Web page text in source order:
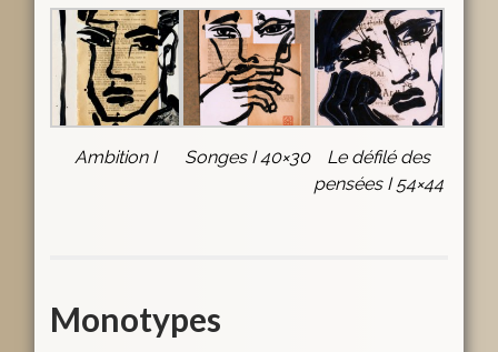
Ambition I Songes I 40×30
Le défilé des
pensées I 54×44
Monotypes